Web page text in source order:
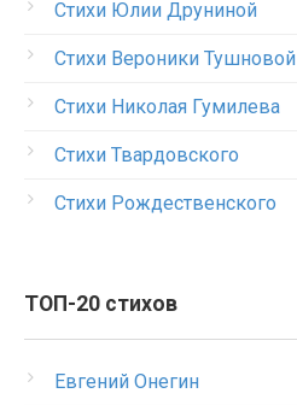
Стихи Юлии Друниной
Стихи Вероники Тушновой
Стихи Николая Гумилева
Стихи Твардовского
Стихи Рождественского
ТОП-20 стихов
Евгений Онегин